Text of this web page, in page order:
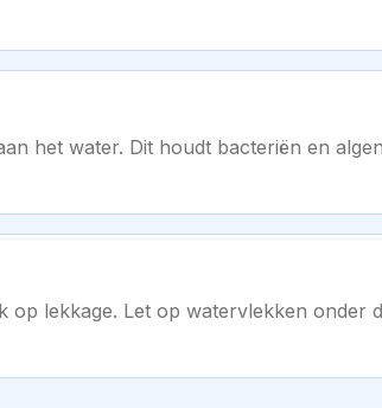
het water. Dit houdt bacteriën en
lekkage. Let op watervlekken onder